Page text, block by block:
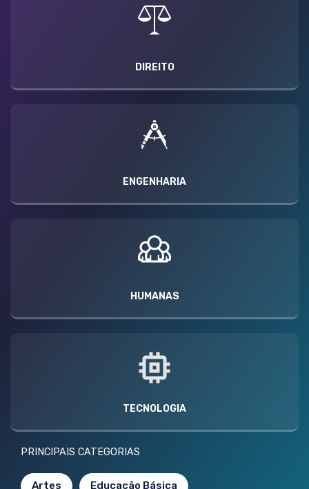
DIREITO
ENGENHARIA
HUMANAS
TECNOLOGIA
PRINCIPAIS CATEGORIAS
Artes Educação Básica